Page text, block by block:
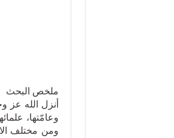
ملخص
أنزل الله عز
وعامّتها،
ومن مختلف